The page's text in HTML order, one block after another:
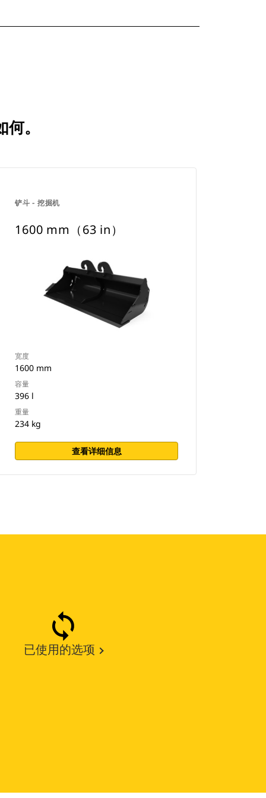
。
铲斗 - 挖掘机
1600 mm（63 in）
宽度
1600 mm
容量
396 l
重量
234 kg
查看详细信息
已使用的选项